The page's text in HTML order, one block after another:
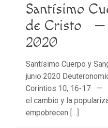
Santísimo
de Cristo
2020
Santísimo Cuerpo y
junio 2020
Corintios 10, 16-17 —
el cambio y la
empobrecen […]